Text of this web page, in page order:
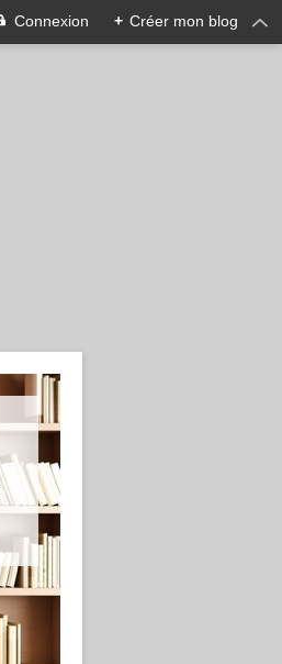
Connexion + Créer mon blog